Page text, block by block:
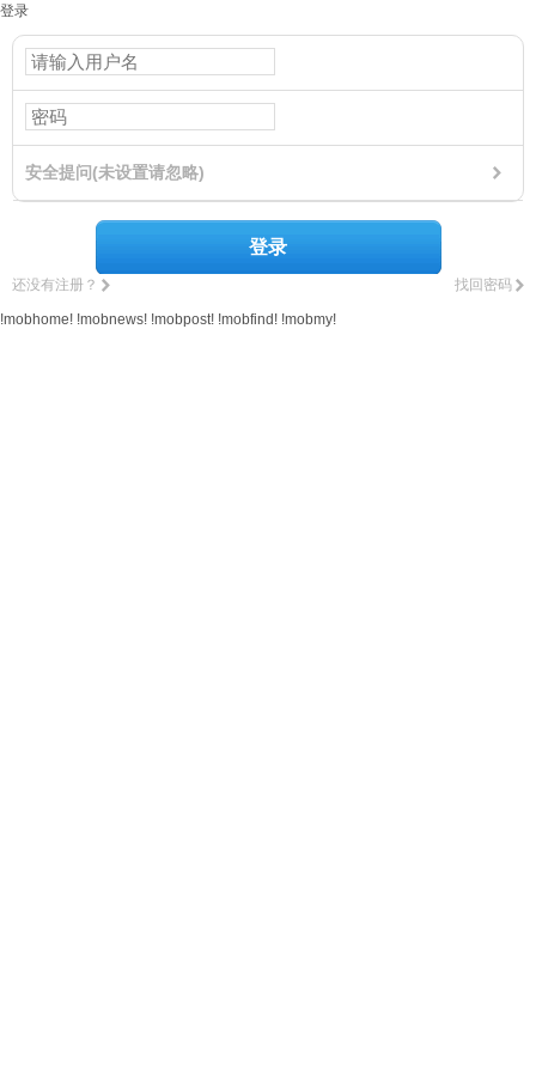
登录
安全提问(未设置请忽略)
登录
找回密码
还没有注册？
!mobhome! !mobnews! !mobpost! !mobfind! !mobmy!